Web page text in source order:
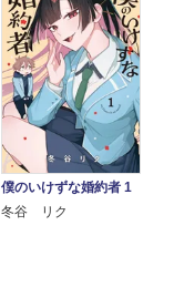
僕のいけずな婚約者 1
冬谷 リク